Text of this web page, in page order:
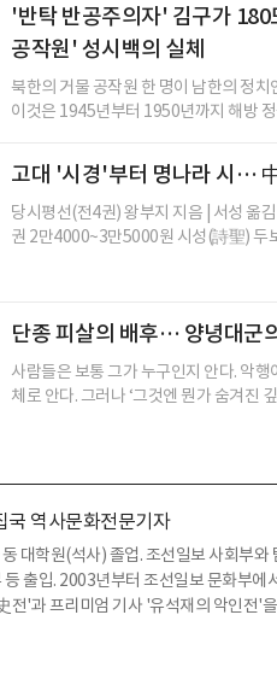
'반탁 반공주의자' 김구가
공작원' 성시백의 실체
북한의 거물 공작원 한 명이 남한의 정
이것은 1945년부터 1950년까지 해방
고대 '시경'부터 명나라 시…
당시평선(전4권) 왕부지 지음 | 서성 옮
권 2만4000~3만5000원 시성(詩聖) 두
단종 피살의 배후… 양녕대군
사람들은 보통 그가 누구인지 안다. 악
체로 안다. 그러나 ‘그것엔 뭔가 숨겨진
국 역사문화전문기자
대학원(석사) 졸업. 조선일보 사회부와
출입. 2003년부터 조선일보 문화부에
전'과 프리미엄 기사 '유석재의 악인전'